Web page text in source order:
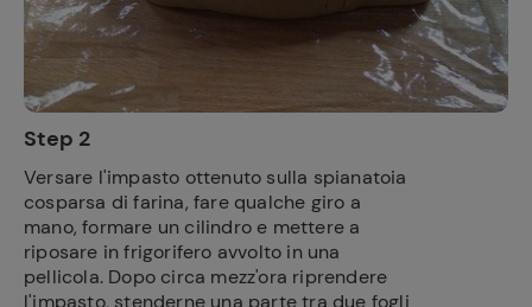
Step 2
Versare l'impasto ottenuto sulla spianatoia
cosparsa di farina, fare qualche giro a
mano, formare un cilindro e mettere a
riposare in frigorifero avvolto in una
pellicola. Dopo circa mezz'ora riprendere
l'impasto, stenderne una parte tra due fogli